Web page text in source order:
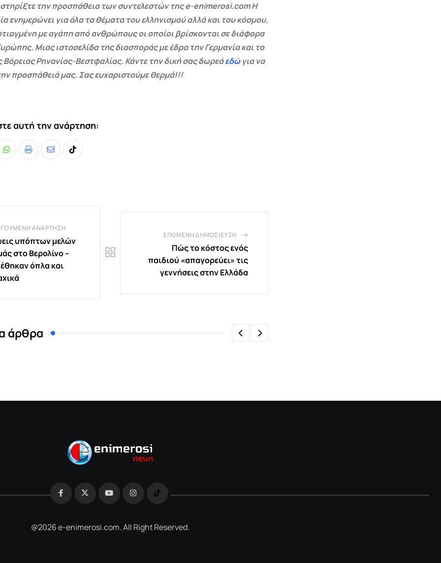
την προσπάθεια των συντελεστών της e-enimerosi.com Η
ενημερώνει για όλα τα θέματα του ελληνισμού αλλά και του κόσμου.
με αγάπη από ανθρώπους οι οποίοι βρίσκονται σε διάφορα
Μιας ιστοσελίδα της διασποράς με έδρα την Γερμανία και το
Βόρειας Ρηνανίας-Βεστφαλίας. Κάντε την δική σας δωρεάεδώγια να
προσπάθειά μας. Σας ευχαριστούμε θερμά!!!
αυτή την ανάρτηση:
Whatsapp
Print
ShareTiktok
ΑΝΆΡΤΗΣΗ
υπόπτων μελών
στο Βερολίνο –
όπλα και
ΕΠΌΜΕΝΗ ΔΗΜΟΣΊΕΥΣΗ
Πώς το κόστος ενός
παιδιού «απαγορεύει» τις
γεννήσεις στην Ελλάδα
άρθρα
@2026 e-enimerosi.com. All Right Reserved.